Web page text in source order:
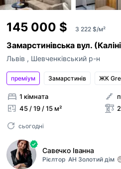
145 000 $ 3 222 $/м²
Замарстинівська вул.
Львів , Шевченківський р-н
преміум Замарстинiв ЖК
1 кімната
45 / 19 / 15 м²
сьогодні
Савечко Іванна
Рієлтор АН Золотий дім